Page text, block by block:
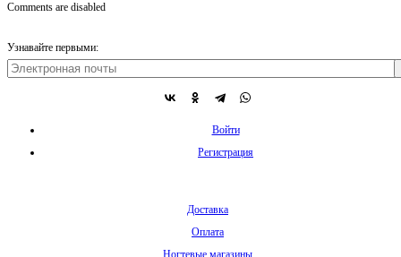
Comments are disabled
Узнавайте первыми:
Войти
Регистрация
Доставка
Оплата
Ногтевые магазины